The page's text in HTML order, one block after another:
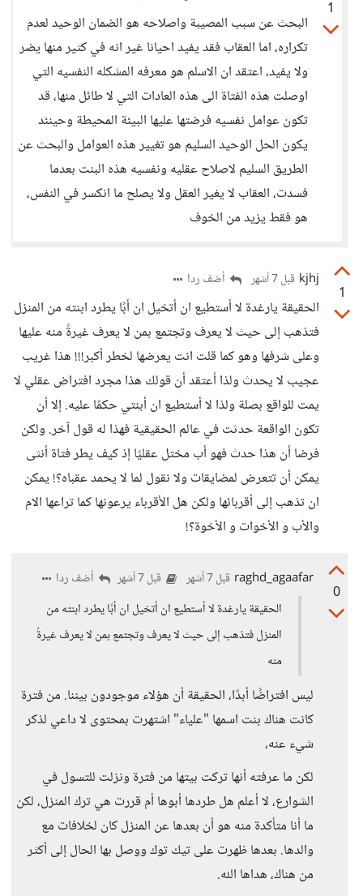
1
البحث عن سبب المصيبة واصلاحه هو الضمان الوحيد لعدم
تكراره، اما العقاب فقد يفيد احيانا غير انه في كثير منها يضر
ولا يفيد، اعتقد ان الاسلم هو معرفه المشكله النفسيه التي
اوصلت هذه الفتاة الى هذه العادات التي لا طائل منها، قد
تكون عوامل نفسيه فرضتها عليها البيئة المحيطة وحينئد
يكون الحل الوحيد السليم هو تغيير هذه العوامل والبحث عن
الطريق السليم لاصلاح عقليه ونفسيه هذه البنت بعدما
فسدت، العقاب لا يغير العقل ولا يصلح ما انكسر في النفس،
هو فقط يزيد من الخوف
1
kjhj قبل 7 أشهر أضف ردا
الحقيقة يارغدة لا أستطيع ان أتخيل ان أبًا يطرد ابنته من المنزل
فتذهب إلى حيث لا يعرف وتجتمع بمن لا يعرف غيرةً منه عليها
وعلى شرفها وهو كما قلت انت يعرضها لخطر أكبر!!! هذا غريب
عجيب لا يحدث ولذا أعتقد أن قولك هذا مجرد افتراض عقلي لا
يمت للواقع بصلة ولذا لا أستطيع ان أبنتي حكمًا عليه. إلا أن
تكون الواقعة حدثت في عالم الحقيقية فهذا له قول آخر. ولكن
فرضا أن هذا حدث فهو أب مختل عقليًا إذ كيف يطر فتاة أنثى
يمكن أن تتعرض لمضايقات ولا نقول لما لا يحمد عقباه؟! يمكن
ان تذهب إلى أقربائها ولكن هل الأقرباء يرعونها كما تراعها الام
والأب و الأخوات و الأخوة؟!
0
raghd_agaafar قبل 7 أشهر قبل 7 أشهر
أضف ردا
الحقيقة يارغدة لا أستطيع ان أتخيل ان أبًا يطرد ابنته من
المنزل فتذهب إلى حيث لا يعرف وتجتمع بمن لا يعرف غيرةً
منه
ليس افتراضًا أبدًا، الحقيقة أن هؤلاء موجودون بيننا. من فترة
كانت هناك بنت اسمها "علياء" اشتهرت بمحتوى لا داعي لذكر
شيء عنه،
لكن ما عرفته أنها تركت بيتها من فترة ونزلت للتسول في
الشوارع، لا أعلم هل طردها أبوها أم قررت هي ترك المنزل، لكن
ما أنا متأكدة منه هو أن بعدها عن المنزل كان لخلافات مع
والدها. بعدها ظهرت على تيك توك ووصل بها الحال إلى أكثر
من هناك، هداها الله.